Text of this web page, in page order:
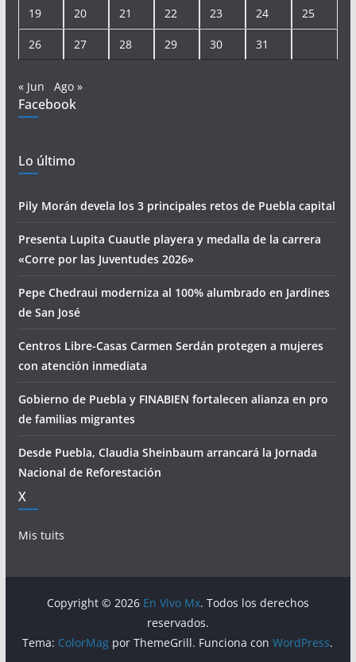
19 20 21 22 23 24 25
26 27 28 29 30 31
« Jun Ago »
Facebook
Lo último
Pily Morán devela los 3 principales retos de Puebla capital
Presenta Lupita Cuautle playera y medalla de la carrera
«Corre por las Juventudes 2026»
Pepe Chedraui moderniza al 100% alumbrado en Jardines
de San José
Centros Libre-Casas Carmen Serdán protegen a mujeres
con atención inmediata
Gobierno de Puebla y FINABIEN fortalecen alianza en pro
de familias migrantes
Desde Puebla, Claudia Sheinbaum arrancará la Jornada
Nacional de Reforestación
X
Mis tuits
Copyright © 2026 En Vivo Mx. Todos los derechos
reservados.
Tema: ColorMag por ThemeGrill. Funciona conWordPress.